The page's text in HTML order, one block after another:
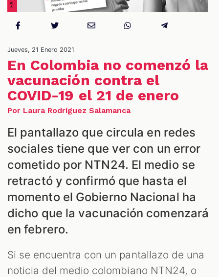
Jueves, 21 Enero 2021
En Colombia no comenzó la
vacunación contra el
COVID-19 el 21 de enero
Por Laura Rodríguez Salamanca
El pantallazo que circula en redes
sociales tiene que ver con un error
cometido por NTN24. El medio se
retractó y confirmó que hasta el
momento el Gobierno Nacional ha
dicho que la vacunación comenzará
en febrero.
Si se encuentra con un pantallazo de una
noticia del medio colombiano NTN24, o